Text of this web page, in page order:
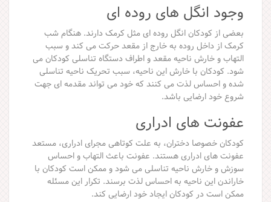
وجود انگل های روده ای
بعضی از کودکان انگل روده ای مثل کرمک دارند. هنگام شب
کرمک از داخل روده به خارج از مقعد حرکت می کند و سبب
التهاب و خارش ناحیه مقعد و اطراف دستگاه تناسلی کودکان می
شود. کودکان با خارش این ناحیه، سبب تحریک ناحیه تناسلی
شده و احساس لذت می کنند که خود می تواند مقدمه ای جهت
شروع خود ارضایی باشد.
عفونت های ادراری
کودکان خصوصا دختران، به علت کوتاهی مجرای ادراری، مستعد
عفونت های ادراری هستند. عفونت باعث التهاب و احساس
سوزش و خارش ناحیه تناسلی می شود و ممکن است کودکان با
خاراندن این ناحیه به احساس لذت برسند. تکرار این مسئله
ممکن است در کودکان ایجاد خود ارضایی کند.